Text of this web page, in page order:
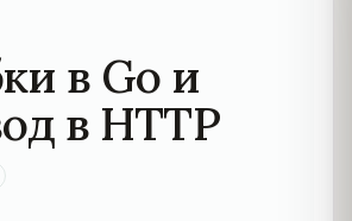
в Go и
в HTTP